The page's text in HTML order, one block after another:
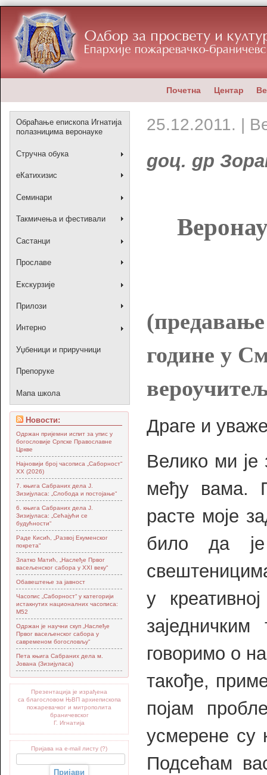
Почетна Центар
Обраћање епископа Игнатија
полазницима веронауке
Стручна обука
еКатихизис
Семинари
Такмичења и фестивали
Састанци
Прославе
Екскурзије
Прилози
Интерно
Уџбеници и приручници
Препоруке
Мапа школа
Новости:
Одржан пријемни испит за упис у
богословије Српске Православне
Цркве
Најновији број часописа „Саборност“
XX (2026)
7. књига Сабраних дела Ј.
Зизијуласа: „Слобода и постојање“
6. књига Сабраних дела Ј.
Зизијуласа: „Сећајући се
будућности“
Раде Кисић, „Развој Екуменског
покрета“
Златко Матић, „Наслеђе Првог
васељенског сабора у XXI веку“
Обавештење за јавност
Часопис „Саборност“ у категорији
истакнутих националних часописа:
М52
Одржан је научни скуп „Наслеђе
Првог васељенског сабора у
савременом богословљу“
Пета књига Сабраних дела м.
Јована (Зизијуласа)
Презентација је израђена
са благословом ЊВП архиепископа
пожаревачког и митрополита
браничевског
Г. Игнатија
Пријава на e-mail листу (?)
25.12.2011. |
доц. др
године у
Драге и
Велико ми
међу вама.
расте моје
било да
у
говоримо о
такође,
појам
усмерене
Подсећам